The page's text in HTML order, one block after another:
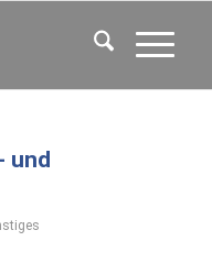
und